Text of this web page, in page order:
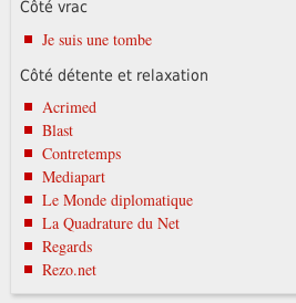
Côté vrac
Je suis une tombe
Côté détente et relaxation
Acrimed
Blast
Contretemps
Mediapart
Le Monde diplomatique
La Quadrature du Net
Regards
Rezo.net